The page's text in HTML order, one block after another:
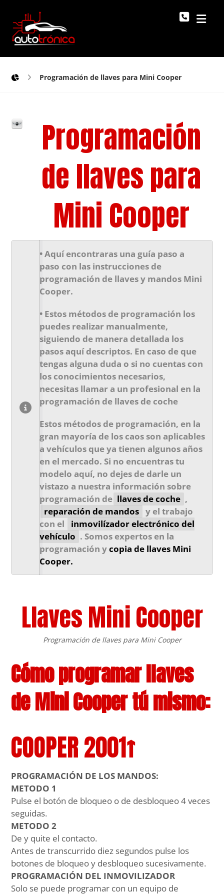
Programación de llaves para Mini Cooper
Programación
de llaves para
Mini Cooper
• Aquí encontraras una guía paso a
paso con las instrucciones de
programación de llaves y mandos Mini
Cooper.
• Estos métodos de programación los
puedes realizar manualmente,
siguiendo de manera detallada los
pasos aquí descriptos. En caso de que
tengas alguna duda o si no cuentas con
los conocimientos necesarios,
necesitas llamar a un profesional en la
programación de llaves de coche
Estos métodos de programación, en la
gran mayoría de los caos son aplicables
a vehículos que ya tienen algunos años
en el mercado. Si no encuentras tu
modelo aquí, no dejes de darle un
vistazo a nuestra información sobre
programación de llaves de coche ,
reparación de mandos y el trabajo
con el
inmovilízador electrónico del
vehículo . Somos expertos en la
programación ycopia de llaves Mini
Cooper.
Llaves Mini Cooper
Programación de llaves para Mini Cooper
Cómo programar llaves
de Mini Cooper tú mismo:
COOPER 2001↑
PROGRAMACIÓN DE LOS MANDOS:
METODO 1
Pulse el botón de bloqueo o de desbloqueo 4 veces
seguidas.
METODO 2
De y quite el contacto.
Antes de transcurrido diez segundos pulse los
botones de bloqueo y desbloqueo sucesivamente.
PROGRAMACIÓN DEL INMOVILIZADOR
Solo se puede programar con un equipo de